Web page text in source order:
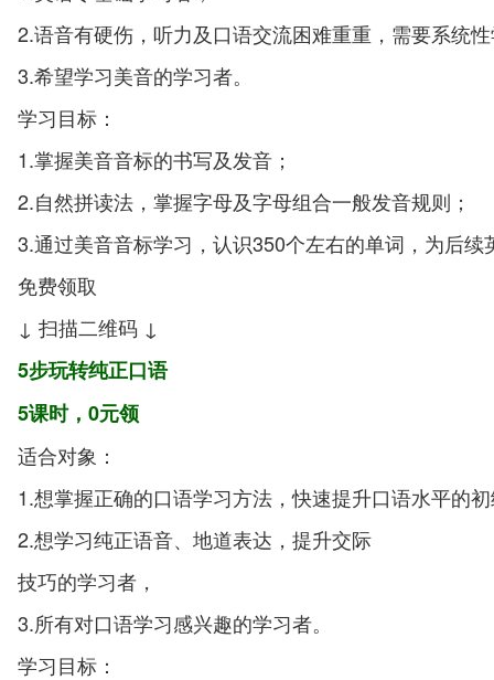
2.语音有硬伤，听力及口语交流困难重重，需要系统
3.希望学习美音的学习者。
学习目标：
1.掌握美音音标的书写及发音；
2.自然拼读法，掌握字母及字母组合一般发音规则；
3.通过美音音标学习，认识350个左右的单词，为后续
免费领取
↓ 扫描二维码 ↓
5步玩转纯正口语
5课时，0元领
适合对象：
1.想掌握正确的口语学习方法，快速提升口语水平的初
2.想学习纯正语音、地道表达，提升交际
技巧的学习者，
3.所有对口语学习感兴趣的学习者。
学习目标：